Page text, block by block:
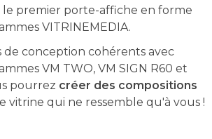
le premier porte-affiche en forme
VITRINEMEDIA.
de conception cohérents avec
VM TWO, VM SIGN R60 et
pourrez créer des compositions
vitrine qui ne ressemble qu'à vous !